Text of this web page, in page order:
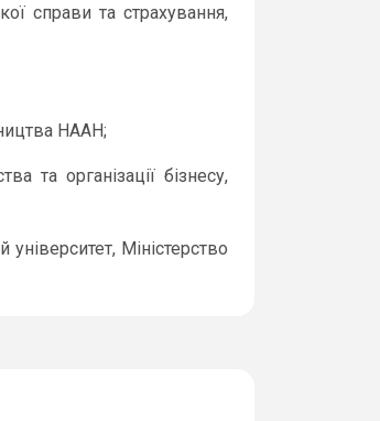
справи та страхування,
НААН;
та організації бізнесу,
Міністерство